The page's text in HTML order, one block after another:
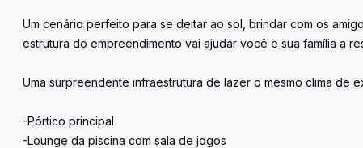
Um cenário perfeito para se deitar ao sol, brindar com os
estrutura do empreendimento vai ajudar você e sua família a
Uma surpreendente infraestrutura de lazer o mesmo clima de
-Pórtico principal
-Lounge da piscina com sala de jogos